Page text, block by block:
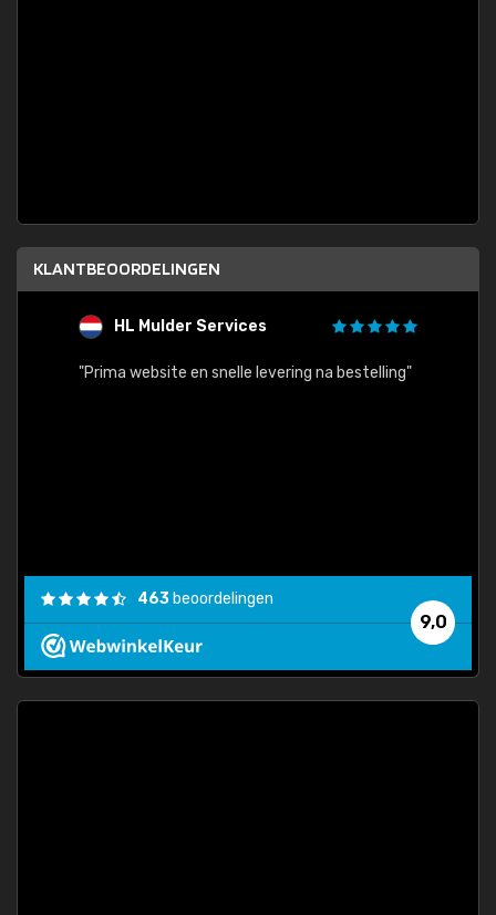
KLANTBEOORDELINGEN
HL Mulder Services
"Prima website en snelle levering na bestelling"
9,0
463 beoordelingen